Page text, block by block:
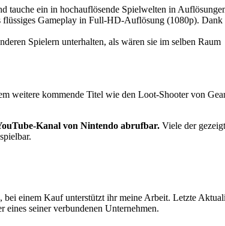
tauche ein in hochauflösende Spielwelten in
Gameplay in Full-HD-Auflösung (1080p).
Spielern unterhalten, als wären sie im selben Raum
weitere kommende Titel wie den Loot-Shooter von
Kanal von Nintendo abrufbar. Viele der
einem Kauf unterstützt ihr meine Arbeit. Letzte
seiner verbundenen Unternehmen.